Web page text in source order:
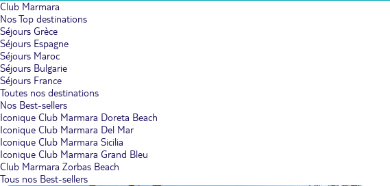
Club Marmara
Nos Top destinations
Séjours Grèce
Séjours Espagne
Séjours Maroc
Séjours Bulgarie
Séjours France
Toutes nos destinations
Nos Best-sellers
Iconique Club Marmara Doreta Beach
Iconique Club Marmara Del Mar
Iconique Club Marmara Sicilia
Iconique Club Marmara Grand Bleu
Club Marmara Zorbas Beach
Tous nos Best-sellers